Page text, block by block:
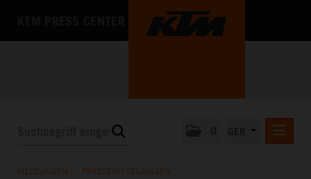
MELDUNGEN PRESSEMITTEILUNGEN